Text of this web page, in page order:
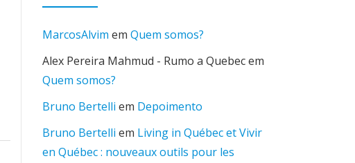
MarcosAlvim em Quem somos?
Alex Pereira Mahmud - Rumo a Quebecem
Quem somos?
Bruno Bertelli em Depoimento
Bruno Bertelli em Living in Québec et Vivir
en Québec : nouveaux outils pour les